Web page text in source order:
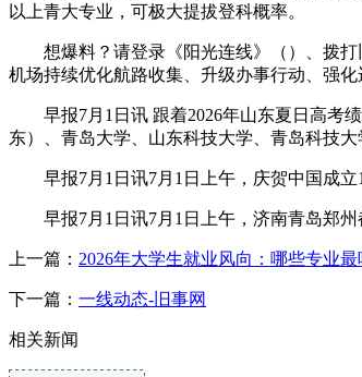
以上青大专业，可极大提拔登科概率。
想爆料？请登录《阳光连线》（）、拨打
机场持续优化航路收集、升级办事行动、强
早报7月1日讯 跟着2026年山东夏日高考绩
东）、青岛大学、山东科技大学、青岛科技
早报7月1日讯7月1日上午，庆贺中国成立
早报7月1日讯7月1日上午，济南青岛郑州
上一篇： 2026年大学生就业风向：哪些专业最
下一篇： 一线动态-旧事网
相关新闻